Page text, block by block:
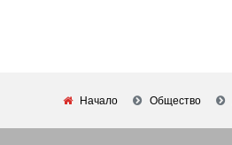
Начало Общество